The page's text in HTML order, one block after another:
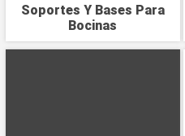
Soportes Y Bases Para
Bocinas